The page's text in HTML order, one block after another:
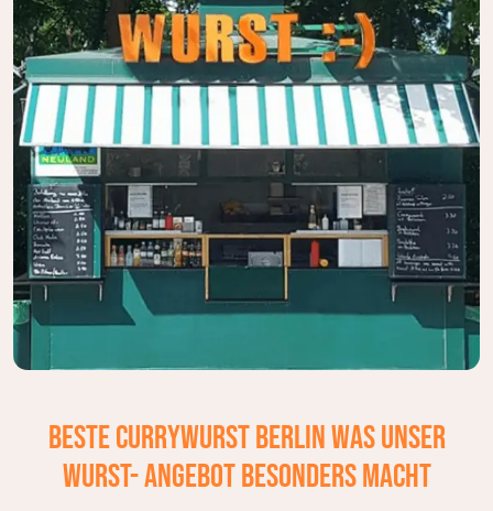
Beste Currywurst BerlinWas unser
Wurst- Angebot besonders macht